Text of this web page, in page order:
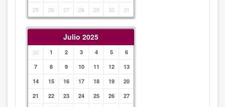
25
26 27 28 29 30 31
Julio 2025
30 1 2 3 4 5
6
7
8 9 10 11 12
13
14
15 16 17 18 19
20
21
22 23 24 25 26
27